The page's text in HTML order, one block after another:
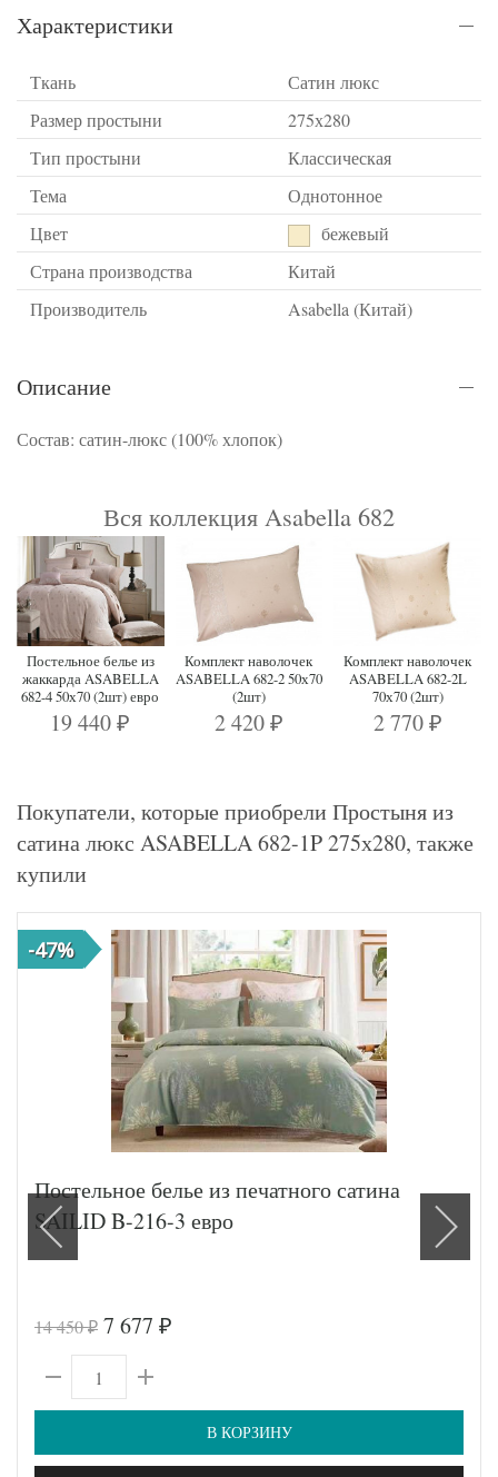
Характеристики
Ткань
Сатин люкс
Размер простыни
275х280
Тип простыни
Классическая
Тема
Однотонное
Цвет
бежевый
Страна производства
Китай
Производитель
Asabella (Китай)
Описание
Состав: сатин-люкс (100% хлопок)
Вся коллекция Asabella 682
Постельное белье из
жаккарда ASABELLA
682-4 50х70 (2шт) евро
19 440₽
Комплект наволочек
ASABELLA 682-2 50х70
(2шт)
2 420 ₽
Комплект наволочек
ASABELLA 682-2L
70х70 (2шт)
2 770 ₽
Покупатели, которые приобрели Простыня из
сатина люкс ASABELLA 682-1P 275х280, также
купили
-47%
Постельное белье из печатного сатина
SAILID B-216-3 евро
14 450₽ 7 677 ₽
В КОРЗИНУ